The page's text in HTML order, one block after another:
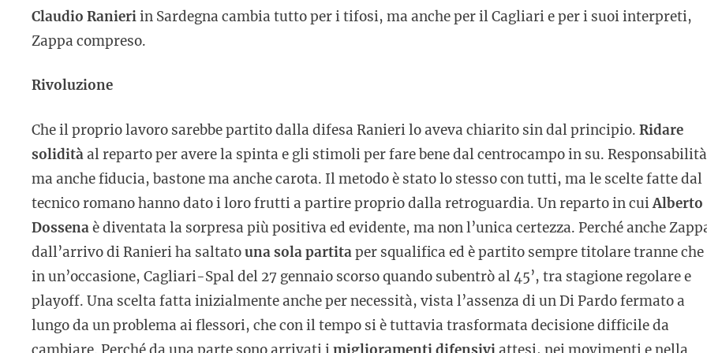
Claudio Ranieriin Sardegna cambia tutto per i tifosi, ma anche per il Cagliari e per i suoi interpreti,
Zappa compreso.
Rivoluzione
Che il proprio lavoro sarebbe partito dalla difesa Ranieri lo aveva chiarito sin dal principio. Ridare
soliditàal reparto per avere la spinta e gli stimoli per fare bene dal centrocampo in su.
ma anche fiducia, bastone ma anche carota. Il metodo è stato lo stesso con tutti, ma le scelte fatte dal
tecnico romano hanno dato i loro frutti a partire proprio dalla retroguardia. Un reparto in cuiAlberto
Dossenaè diventata la sorpresa più positiva ed evidente, ma non l’unica certezza. Perché anche
dall’arrivo di Ranieri ha saltatouna sola partitaper squalifica ed è partito sempre titolare tranne che
in un’occasione, Cagliari-Spal del 27 gennaio scorso quando subentrò al 45’, tra stagione regolare e
playoff. Una scelta fatta inizialmente anche per necessità, vista l’assenza di un Di Pardo fermato a
lungo da un problema ai flessori, che con il tempo si è tuttavia trasformata decisione difficile da